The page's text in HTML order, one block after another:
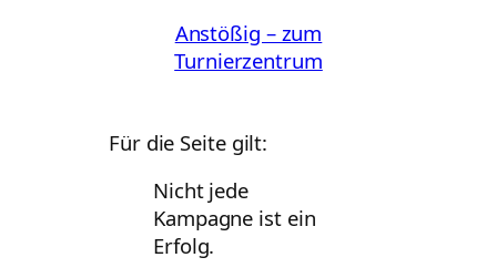
Anstößig – zum
Turnierzentrum
Für die Seite gilt:
Nicht jede
Kampagne ist ein
Erfolg.